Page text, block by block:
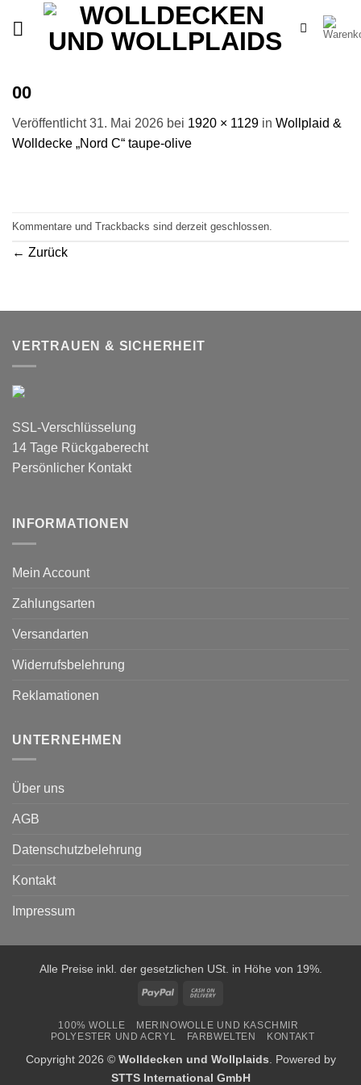
00
Veröffentlicht31. Mai 2026 bei 1920 × 1129 in Wollplaid &
Wolldecke „Nord C“ taupe-olive
Kommentare und Trackbacks sind derzeit geschlossen.
← Zurück
VERTRAUEN & SICHERHEIT
SSL-Verschlüsselung
14 Tage Rückgaberecht
Persönlicher Kontakt
INFORMATIONEN
Mein Account
Zahlungsarten
Versandarten
Widerrufsbelehrung
Reklamationen
UNTERNEHMEN
Über uns
AGB
Datenschutzbelehrung
Kontakt
Impressum
Alle Preise inkl. der gesetzlichen USt. in Höhe von 19%.
PayPal
Delivery
100% WOLLE
MERINOWOLLE UND KASCHMIR
POLYESTER UND ACRYL
FARBWELTEN KONTAKT
Copyright 2026 © Wolldecken und Wollplaids. Powered by
STTS International GmbH